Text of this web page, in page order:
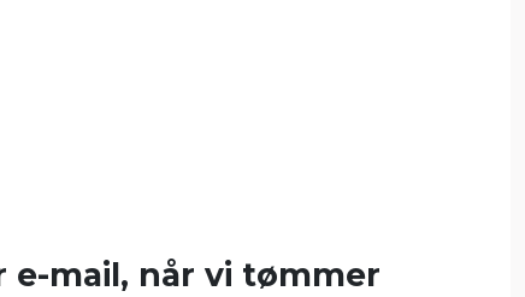
e-mail, når vi tømmer